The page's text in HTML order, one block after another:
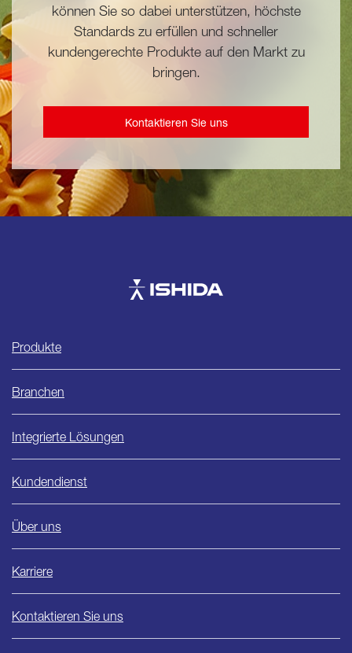
können Sie so dabei unterstützen, höchste
Standards zu erfüllen und schneller
kundengerechte Produkte auf den Markt zu
bringen.
Kontaktieren Sie uns
Ishida
Produkte
Branchen
Integrierte Lösungen
Kundendienst
Über uns
Karriere
Kontaktieren Sie uns